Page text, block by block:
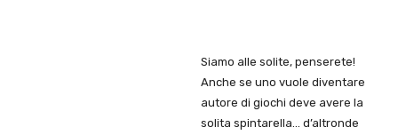
Siamo alle solite, penserete!
Anche se uno vuole diventare
autore di giochi deve avere la
solita spintarella… d’altronde